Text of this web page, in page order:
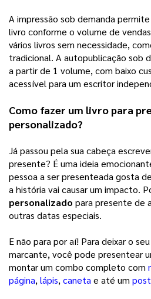
A impressão sob demanda
livro conforme o volume de
vários livros sem necessidade,
tradicional. A autopublicação sob
a partir de 1 volume, com baixo
acessível para um escritor
Como fazer um livro para
personalizado?
Já passou pela sua cabeça
presente? É uma ideia
pessoa a ser presenteada gosta
a história vai causar um impacto.
personalizado para presente de
outras datas especiais.
E não para por aí! Para deixar o
marcante, você pode presentear
montar um combo completo com
página, lápis, canetae até um